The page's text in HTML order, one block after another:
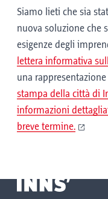
Siamo lieti che sia
nuova soluzione che
esigenze degli
lettera informativa
una rappresentazione
stampa della città di
informazioni
breve termine.